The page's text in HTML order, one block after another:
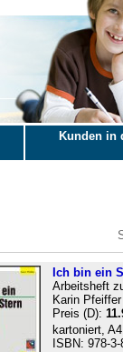
Kunden in
Ich bin ein
Arbeitsheft
Karin Pfeiffer
Preis (D):
kartoniert,
ISBN: 978-